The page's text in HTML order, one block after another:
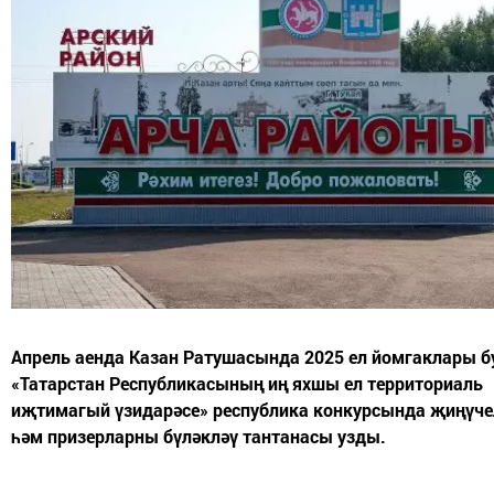
Апрель аенда Казан Ратушасында 2025 ел йомгаклары
«Татарстан Республикасының иң яхшы ел территориаль
иҗтимагый үзидарәсе» республика конкурсында
һәм призерларны бүләкләү тантанасы узды.